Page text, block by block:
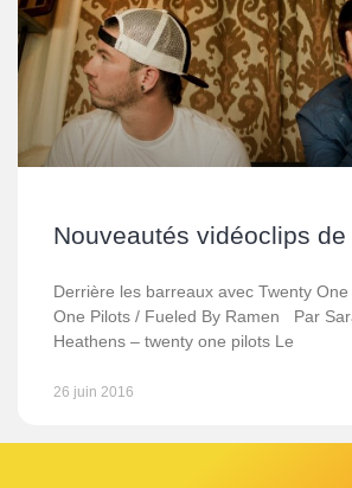
Nouveautés vidéoclips
Derrière les barreaux avec Twenty
One Pilots / Fueled By Ramen Par
Heathens – twenty one pilots Le
26 juin 2016